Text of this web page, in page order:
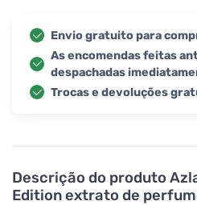
Descrição do produto
Edition extrato de
Envio gratuito para
As encomendas feitas
despachadas
Trocas e devoluções